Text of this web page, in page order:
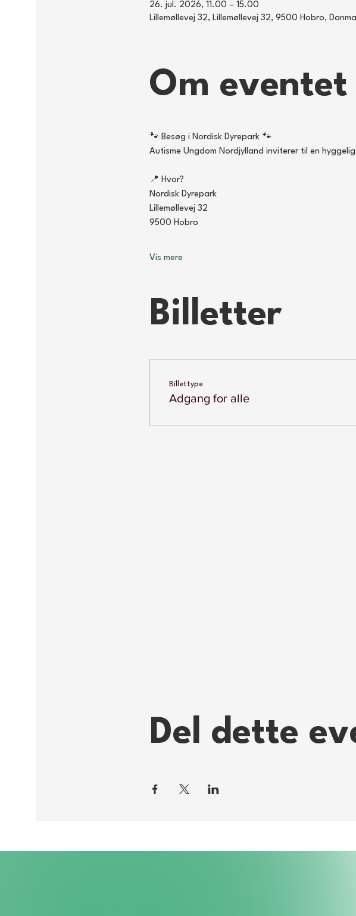
26. jul. 2026, 11.00 – 15.00
Lillemøllevej 32, Lillemøllevej 32, 9500 Hobro,
Om eventet
🐾 Besøg i Nordisk Dyrepark 🐾
Autisme Ungdom Nordjylland inviterer til en
📍 Hvor?
Nordisk Dyrepark
Lillemøllevej 32
9500 Hobro
Vis mere
Billetter
Billettype
Adgang for alle
Del dette